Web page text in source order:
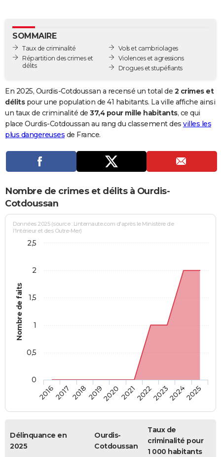
GUIDES D'ACHAT
BONS PLANS
Carte de Noël
Carte Bonne année
Carte Saint-Valentin
Carte Pâques
Carte d'anniversaire
DICTIONNAIRE
Dictionnaire
Biographies
Citations
Expressions
Proverbes
PROGRAMME TV
COPAINS D'AVANT
S'inscrire
Se connecter
Lycées
Collèges
Primaires
Universités
Entreprises
Service militaire
Avis de recherche
AVIS DE DÉCÈS
FORUM
Bricolage
Lifestyle
Culture
Sport
Auto
Television
Voyage
Cinema
SOMMAIRE
Taux de criminalité
Répartition des crimes et
délits
Vols et cambriolages
Violences et agressions
Drogues et stupéfiants
En 2025, Ourdis-Cotdoussan a recensé un total de 2 crimes et
délitspour une population de 41 habitants. La ville affiche ainsi
un taux de criminalité de 37,4 pour mille habitants, ce qui
place Ourdis-Cotdoussan au rang du classement des villes les
plus dangereuses de France.
Nombre de crimes et délits à Ourdis-
Cotdoussan
Nombre de faits
Données 2025 (source : Linternaute.com d'après le Ministère de
l'Intérieur et des Outre-Mer)
20162017 20182019202020212022202320242025
0
0,5
1
1,5
2
2,5
Délinquance en
2025
Ourdis-
Cotdoussan
Taux de
criminalité pour
1 000 habitants